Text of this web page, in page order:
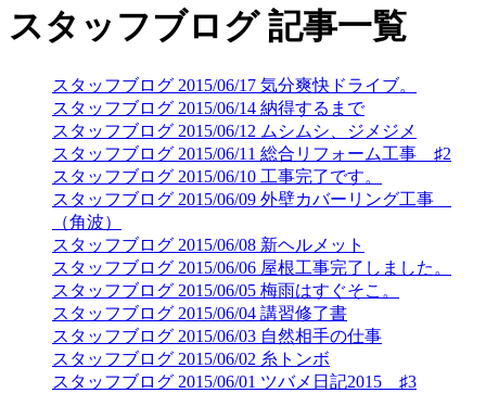
スタッフブログ 記事一覧
スタッフブログ 2015/06/17 気分爽快ドライブ。
スタッフブログ 2015/06/14 納得するまで
スタッフブログ 2015/06/12 ムシムシ、ジメジメ
スタッフブログ 2015/06/11 総合リフォーム工事 ♯2
スタッフブログ 2015/06/10 工事完了です。
スタッフブログ 2015/06/09 外壁カバーリング工事
（角波）
スタッフブログ 2015/06/08 新ヘルメット
スタッフブログ 2015/06/06 屋根工事完了しました。
スタッフブログ 2015/06/05 梅雨はすぐそこ。
スタッフブログ 2015/06/04 講習修了書
スタッフブログ 2015/06/03 自然相手の仕事
スタッフブログ 2015/06/02 糸トンボ
スタッフブログ 2015/06/01 ツバメ日記2015 ♯3